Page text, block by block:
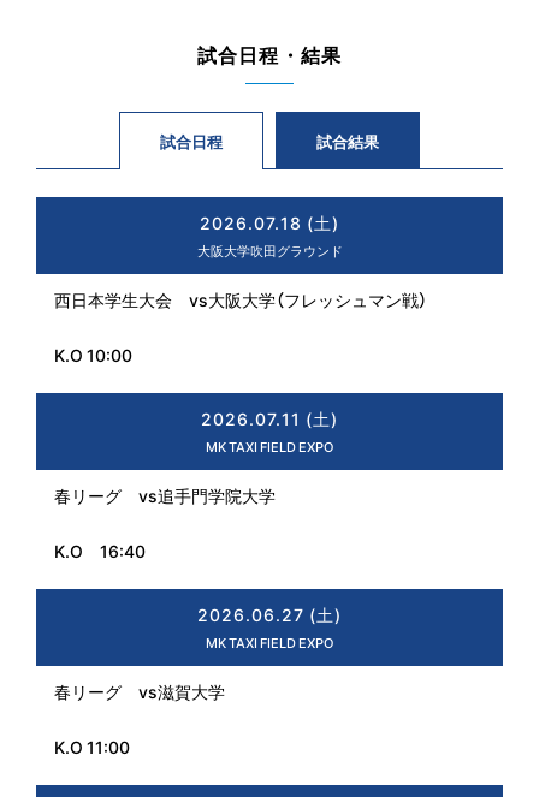
試合日程・結果
試合日程 試合結果
2026.07.18 (土)
西日本学生大会 vs大阪大学（フレッシュマン戦）
K.O 10:00
大阪大学吹田グラウンド
2026.07.11 (土)
春リーグ vs追手門学院大学
K.O 16:40
MK TAXI FIELD EXPO
2026.06.27 (土)
春リーグ vs滋賀大学
K.O 11:00
MK TAXI FIELD EXPO